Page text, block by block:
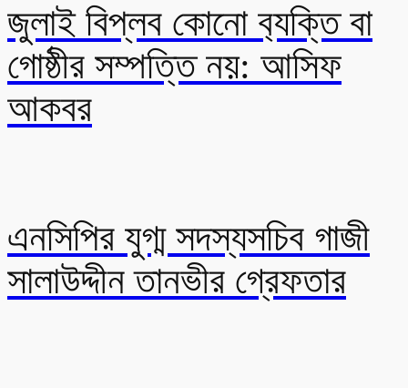
জুলাই বিপ্লব কোনো ব‍্যক্তি বা
গোষ্ঠীর সম্পত্তি নয়: আসিফ
আকবর
এনসিপির যুগ্ম সদস্যসচিব গাজী
সালাউদ্দীন তানভীর গ্রেফতার